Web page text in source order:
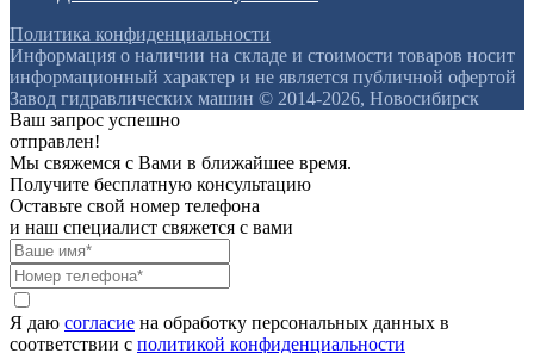
Политика конфиденциальности
Информация о наличии на складе и стоимости товаров носит
информационный характер и не является публичной офертой
Завод гидравлических машин © 2014-2026, Новосибирск
Ваш запрос успешно
отправлен!
Мы свяжемся с Вами в ближайшее время.
Получите бесплатную консультацию
Оставьте свой номер телефона
и наш специалист свяжется с вами
Я даю согласие на обработку персональных данных в
соответствии с политикой конфиденциальности